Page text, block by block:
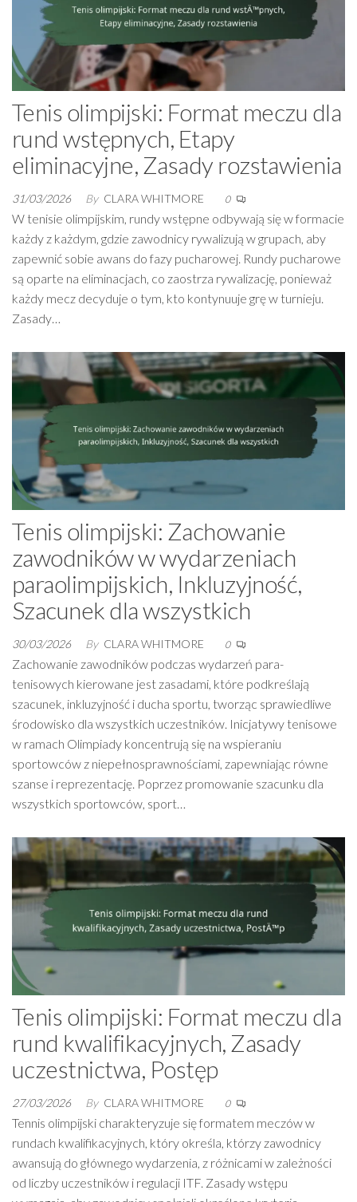
Tenis olimpijski: Format meczu dla
rund wstępnych, Etapy
eliminacyjne, Zasady rozstawienia
31/03/2026 By CLARA WHITMORE 0
W tenisie olimpijskim, rundy wstępne odbywają się w formacie
każdy z każdym, gdzie zawodnicy rywalizują w grupach, aby
zapewnić sobie awans do fazy pucharowej. Rundy pucharowe
są oparte na eliminacjach, co zaostrza rywalizację, ponieważ
każdy mecz decyduje o tym, kto kontynuuje grę w turnieju.
Zasady…
Tenis olimpijski: Zachowanie
zawodników w wydarzeniach
paraolimpijskich, Inkluzyjność,
Szacunek dla wszystkich
30/03/2026 By CLARA WHITMORE 0
Zachowanie zawodników podczas wydarzeń para-
tenisowych kierowane jest zasadami, które podkreślają
szacunek, inkluzyjność i ducha sportu, tworząc sprawiedliwe
środowisko dla wszystkich uczestników. Inicjatywy tenisowe
w ramach Olimpiady koncentrują się na wspieraniu
sportowców z niepełnosprawnościami, zapewniając równe
szanse i reprezentację. Poprzez promowanie szacunku dla
wszystkich sportowców, sport…
Tenis olimpijski: Format meczu dla
rund kwalifikacyjnych, Zasady
uczestnictwa, Postęp
27/03/2026 By CLARA WHITMORE 0
Tennis olimpijski charakteryzuje się formatem meczów w
rundach kwalifikacyjnych, który określa, którzy zawodnicy
awansują do głównego wydarzenia, z różnicami w zależności
od liczby uczestników i regulacji ITF. Zasady wstępu